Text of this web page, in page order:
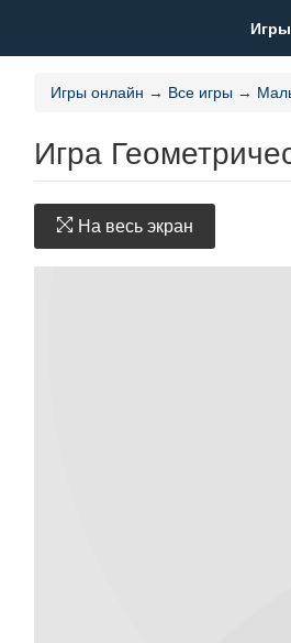
Игры онлайн → Все игры →
Игра
На весь экран